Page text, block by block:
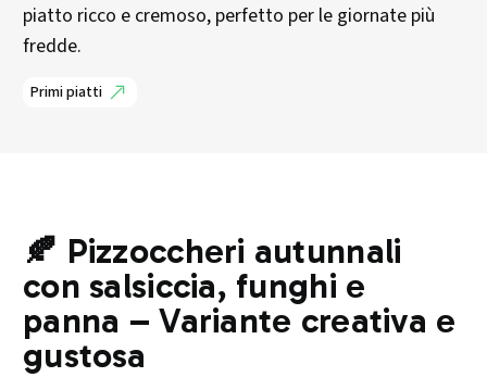
piatto ricco e cremoso, perfetto per le giornate più
fredde.
Primi piatti
🍂 Pizzoccheri autunnali
con salsiccia, funghi e
panna – Variante creativa e
gustosa